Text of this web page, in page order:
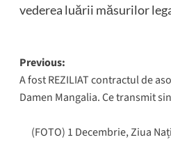
vederea luării măsurilor
Post
navigation
Previous:
A fost REZILIAT contractul de
Damen Mangalia. Ce transmit
(FOTO) 1 Decembrie, Ziua